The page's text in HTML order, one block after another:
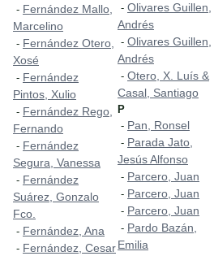
- Fernández Mallo,
Marcelino
- Fernández Otero,
Xosé
- Fernández
Pintos, Xulio
- Fernández Rego,
Fernando
- Fernández
Segura, Vanessa
- Fernández
Suárez, Gonzalo
Fco.
- Fernández, Ana
- Fernández, Cesar
- Olivares Guillen,
Andrés
- Olivares Guillen,
Andrés
- Otero, X. Luís &
Casal, Santiago
P
- Pan, Ronsel
- Parada Jato,
Jesús Alfonso
- Parcero, Juan
- Parcero, Juan
- Parcero, Juan
- Pardo Bazán,
Emilia